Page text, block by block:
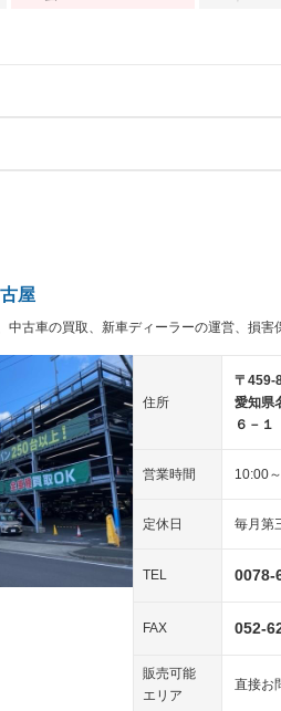
ロール
－
－ HID(キセノンライト) － ポータ
エアロ スマー
－ パワーシート 3列シ
－ チップアップシート
－ ウォークスルー
－ シートエアコン 全周囲
エアサスペンション
屋
中古車の買取、新車ディーラーの運営、損害
住所
〒459-
愛知県
６－１
営業時間 10:00
定休日 毎月第
TEL 0078-
FAX 052-
販売可能
エリア
直接お